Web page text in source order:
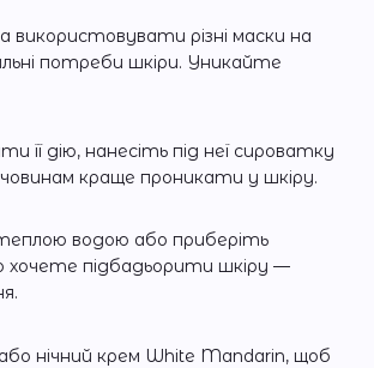
різні маски на
потреби шкіри. Уникайте
дію, нанесіть під неї сироватку
краще проникати у шкіру.
водою або приберіть
підбадьорити шкіру —
нічний крем White Mandarin, щоб